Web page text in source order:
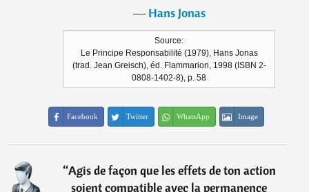
―Hans Jonas
Source:
Le Principe Responsabilité (1979), Hans Jonas
(trad. Jean Greisch), éd. Flammarion, 1998 (ISBN 2-
0808-1402-8), p. 58
Facebook Twitter WhatsApp Image
“Agis de façon que les effets de ton action
soient compatible avec la permanence